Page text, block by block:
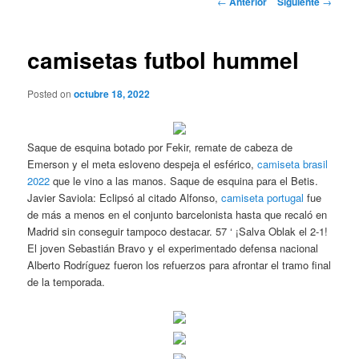
camisetas futbol hummel
Posted onoctubre 18, 2022
Saque de esquina botado por Fekir, remate de cabeza de
Emerson y el meta esloveno despeja el esférico,camiseta brasil
2022 que le vino a las manos. Saque de esquina para el Betis.
Javier Saviola: Eclipsó al citado Alfonso,camiseta portugal fue
de más a menos en el conjunto barcelonista hasta que recaló en
Madrid sin conseguir tampoco destacar. 57 ‘ ¡Salva Oblak el 2-1!
El joven Sebastián Bravo y el experimentado defensa nacional
Alberto Rodríguez fueron los refuerzos para afrontar el tramo final
de la temporada.